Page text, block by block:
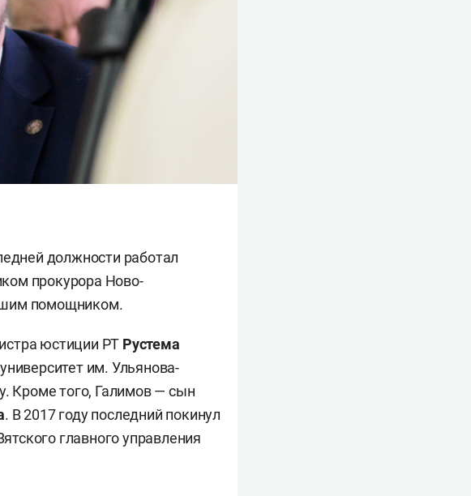
должности работал
прокурора Ново-
помощником.
юстиции РТ Рустема
им. Ульянова-
Кроме того, Галимов — сын
. В 2017 году последний покинул
главного управления